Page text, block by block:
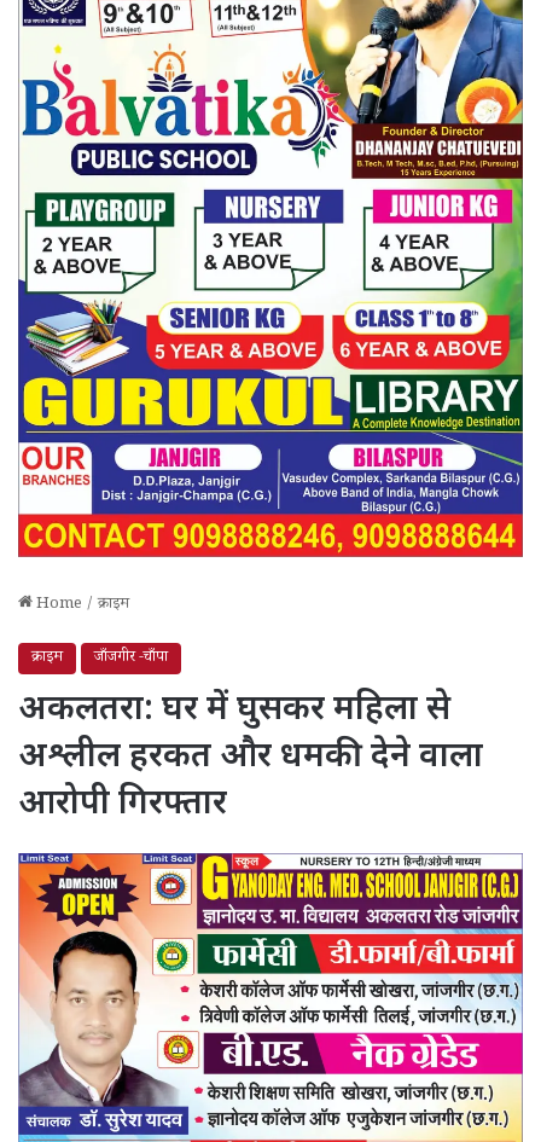
Home / क्राइम
क्राइम जाँजगीर -चाँपा
अकलतरा: घर में घुसकर महिला से
अश्लील हरकत और धमकी देने वाला
आरोपी गिरफ्तार